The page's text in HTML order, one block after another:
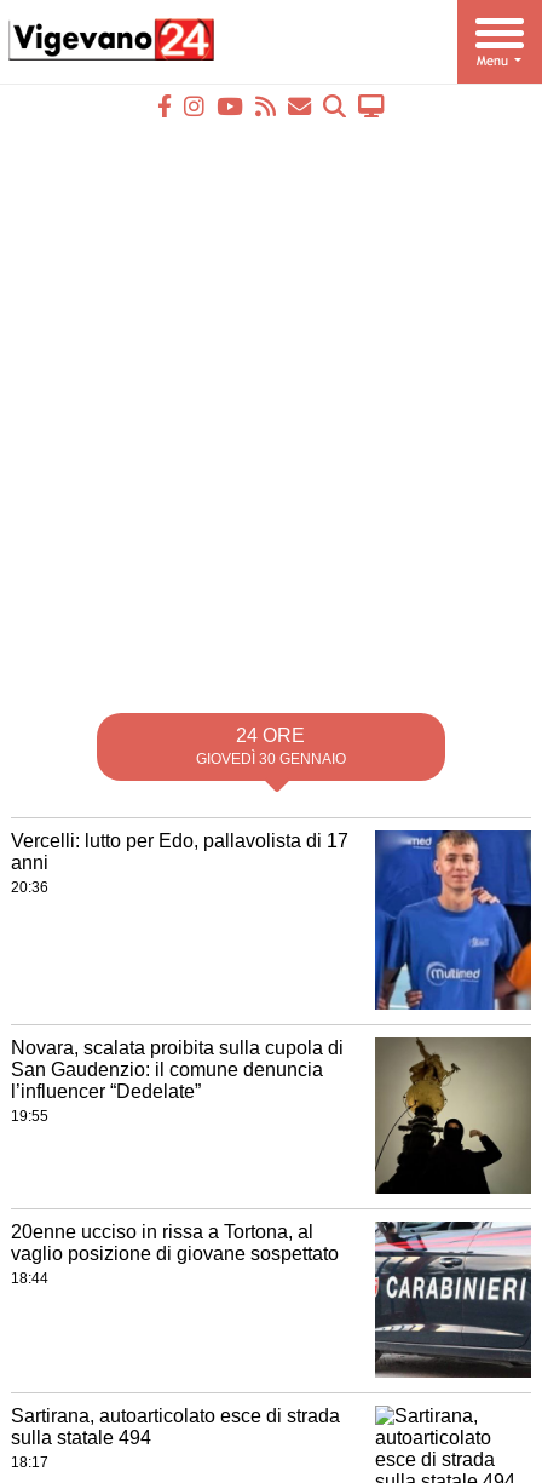
24 ORE
GIOVEDÌ 30 GENNAIO
Vercelli: lutto per Edo, pallavolista di 17
anni
20:36
Novara, scalata proibita sulla cupola di
San Gaudenzio: il comune denuncia
l’influencer “Dedelate”
19:55
20enne ucciso in rissa a Tortona, al
vaglio posizione di giovane sospettato
18:44
Sartirana, autoarticolato esce di strada
sulla statale 494
18:17